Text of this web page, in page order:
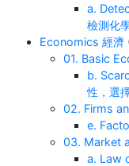
a.
檢測化
Economics 經濟
01. Basic
b.
性，選
02. Firms
e.
03. Market
a. Law